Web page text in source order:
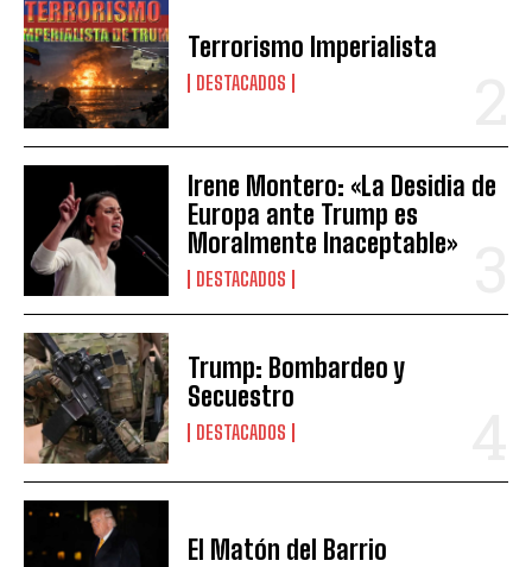
Terrorismo Imperialista
DESTACADOS
Irene Montero: «La Desidia de
Europa ante Trump es
Moralmente Inaceptable»
DESTACADOS
Trump: Bombardeo y
Secuestro
DESTACADOS
El Matón del Barrio